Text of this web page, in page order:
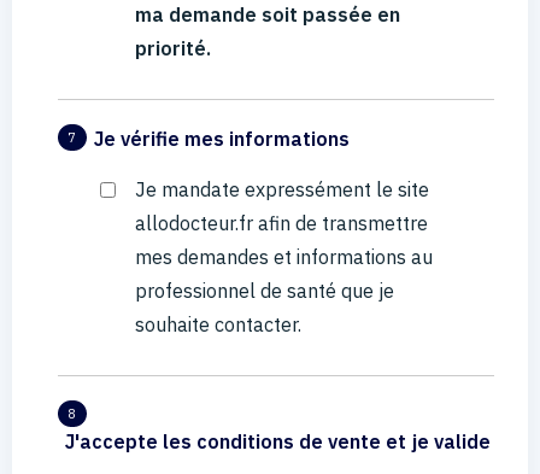
ma demande soit passée en
priorité.
7 Je vérifie mes informations
Je mandate expressément le site
allodocteur.fr afin de transmettre
mes demandes et informations au
professionnel de santé que je
souhaite contacter.
8
J'accepte les conditions de vente et je valide